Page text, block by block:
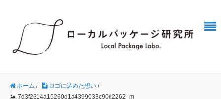
ホーム / ロゴに込めた想い /
7d3f2314a15260d1a4399033c90d2262_m